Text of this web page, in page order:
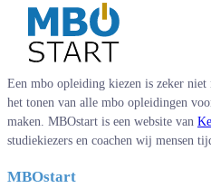
Een mbo opleiding kiezen is zeker
het tonen van alle mbo opleidingen
maken. MBOstart is een website van
studiekiezers en coachen wij mensen
MBOstart